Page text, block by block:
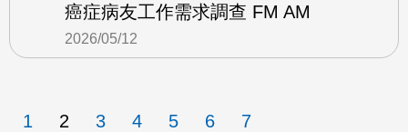
癌症病友工作需求調查 FM AM
2026/05/12
1 2 3 4 5 6 7